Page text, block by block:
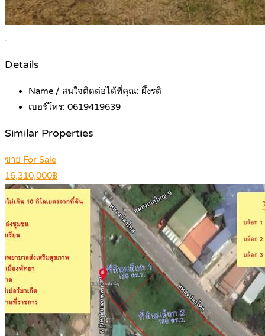
.
Details
Name / สนใจติดต่อได้ที่คุณ: ผึ้งรติ
เบอร์โทร: 0619419639
Similar Properties
ขาย For Sale
16,310,000฿